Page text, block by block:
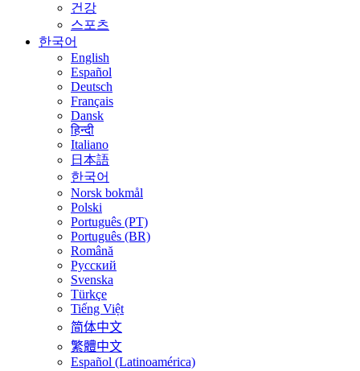
건강
스포츠
한국어
English
Español
Deutsch
Français
Dansk
हिन्दी
Italiano
日本語
한국어
Norsk bokmål
Polski
Português (PT)
Português (BR)
Română
Русский
Svenska
Türkçe
Tiếng Việt
简体中文
繁體中文
Español (Latinoamérica)